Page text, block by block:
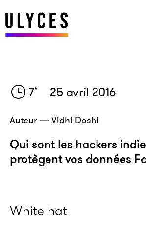
7’ 25 avril 2016
Auteur — Vidhi Doshi
Qui sont les hackers
protègent vos données
White hat